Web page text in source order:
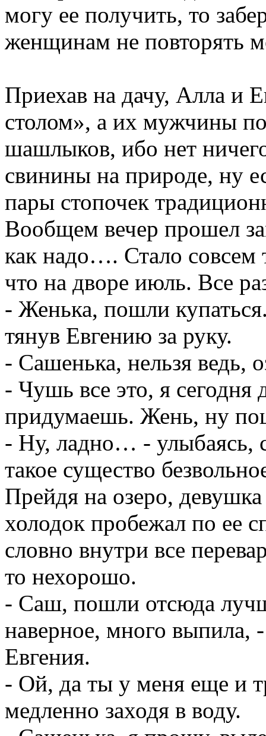
могу ее получить, то
женщинам не повторять
Приехав на дачу, Алла и
столом», а их мужчины
шашлыков, ибо нет
свинины на природе, ну
пары стопочек
Вообщем вечер прошел
как надо…. Стало совсем
что на дворе июль. Все
- Женька, пошли
тянув Евгению за руку.
- Сашенька, нельзя ведь,
- Чушь все это, я
придумаешь. Жень, ну
- Ну, ладно… - улыбаясь,
такое существо
Прейдя на озеро, девушка
холодок пробежал по ее
словно внутри все
то нехорошо.
- Саш, пошли отсюда
наверное, много выпила,
Евгения.
- Ой, да ты у меня еще и
медленно заходя в воду.